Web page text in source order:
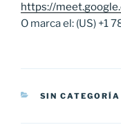
https://
O marca el: ‪(US)
CATEGORÍAS
SIN CATEGORÍA